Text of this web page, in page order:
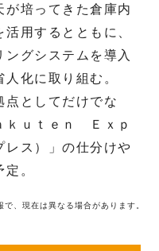
培ってきた倉庫内
用するとともに、
グシステムを導入
化に取り組む。
としてだけでな
ｋｕｔｅｎ Ｅｘｐ
レス）」の仕分けや
。
、現在は異なる場合があります。